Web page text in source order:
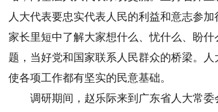
人大代表要忠实代表人民的利益和意志参
家长里短中了解大家想什么、忧什么、盼
题，当好党和国家联系人民群众的桥梁。
使各项工作都有坚实的民意基础。
调研期间，赵乐际来到广东省人大常委